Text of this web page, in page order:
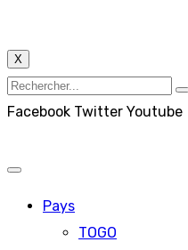
X
Facebook Twitter Youtube
Pays
TOGO